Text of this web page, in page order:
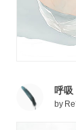
呼吸
by